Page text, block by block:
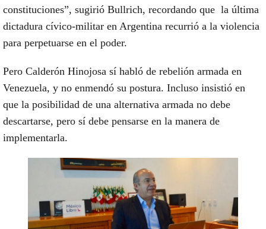
constituciones”, sugirió Bullrich, recordando que la última
dictadura cívico-militar en Argentina recurrió a la violencia
para perpetuarse en el poder.
Pero Calderón Hinojosa sí habló de rebelión armada en
Venezuela, y no enmendó su postura. Incluso insistió en
que la posibilidad de una alternativa armada no debe
descartarse, pero sí debe pensarse en la manera de
implementarla.